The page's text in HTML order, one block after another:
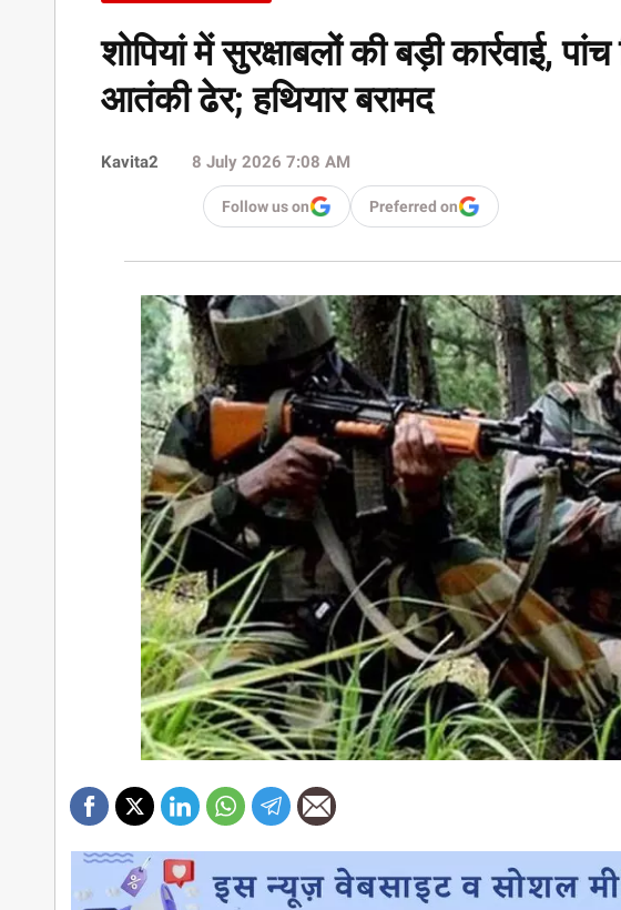
शोपियां में सुरक्षाबलों की बड़ी
आतंकी ढेर; हथियार बरामद
Kavita2 8 July 2026 7:08 AM
Follow us on Preferred on